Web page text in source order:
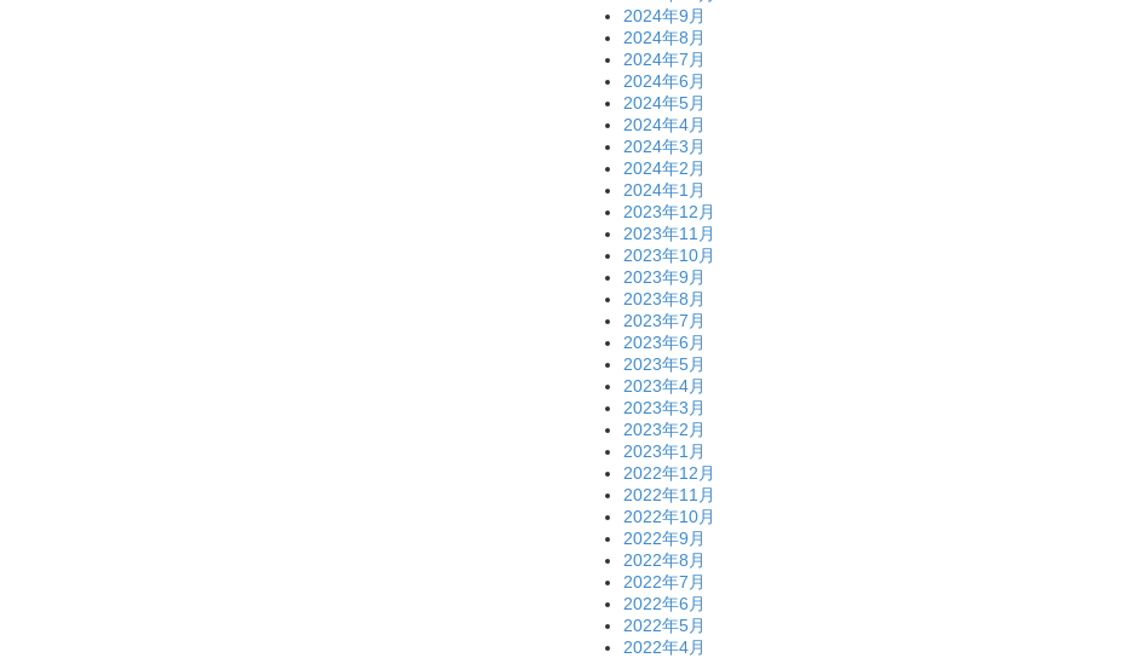
2024年9月
2024年8月
2024年7月
2024年6月
2024年5月
2024年4月
2024年3月
2024年2月
2024年1月
2023年12月
2023年11月
2023年10月
2023年9月
2023年8月
2023年7月
2023年6月
2023年5月
2023年4月
2023年3月
2023年2月
2023年1月
2022年12月
2022年11月
2022年10月
2022年9月
2022年8月
2022年7月
2022年6月
2022年5月
2022年4月